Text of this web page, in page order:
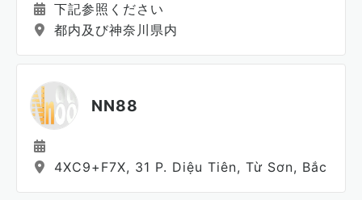
下記参照ください
都内及び神奈川県内
NN88
4XC9+F7X, 31 P. Diệu Tiên, Từ Sơn, Bắc